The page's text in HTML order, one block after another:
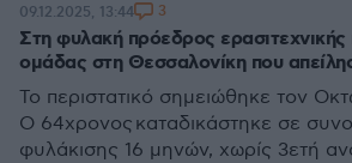
Στη φυλακή πρόεδρος
ομάδας στη Θεσσαλονίκη που
Το περιστατικό σημειώθηκε τον
Ο 64χρονος καταδικάστηκε σε
φυλάκισης 16 μηνών, χωρίς 3ετή
09.12.2025, 13:44 3